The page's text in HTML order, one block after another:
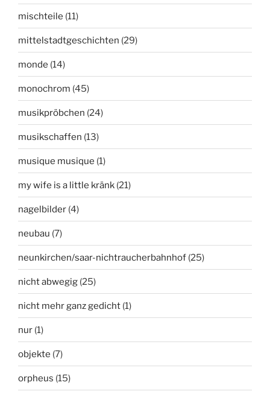
mischteile (11)
mittelstadtgeschichten (29)
monde (14)
monochrom (45)
musikpröbchen (24)
musikschaffen (13)
musique musique (1)
my wife is a little kränk (21)
nagelbilder (4)
neubau (7)
neunkirchen/saar-nichtraucherbahnhof (25)
nicht abwegig (25)
nicht mehr ganz gedicht (1)
nur (1)
objekte (7)
orpheus (15)